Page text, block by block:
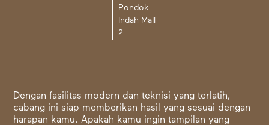
Pondok
Indah Mall
2
Dengan fasilitas modern dan teknisi yang terlatih,
cabang ini siap memberikan hasil yang sesuai dengan
harapan kamu. Apakah kamu ingin tampilan yang